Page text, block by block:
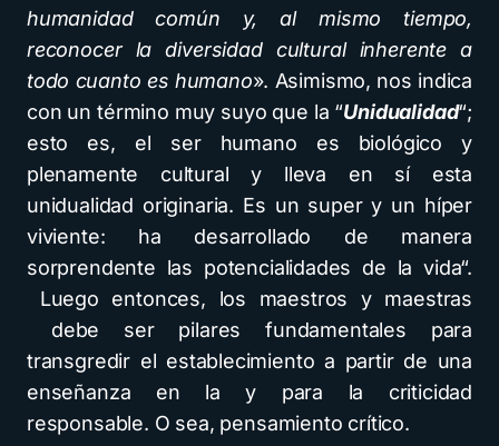
humanidad común y, al mismo tiempo,
reconocer la diversidad cultural inherente a
todo cuanto es humano». Asimismo, nos indica
con un término muy suyo que la “Unidualidad“;
esto es, el ser humano es biológico y
plenamente cultural y lleva en sí esta
unidualidad originaria. Es un super y un híper
viviente: ha desarrollado de manera
sorprendente las potencialidades de la vida“.
Luego entonces, los maestros y maestras
debe ser pilares fundamentales para
transgredir el establecimiento a partir de una
enseñanza en la y para la criticidad
responsable. O sea, pensamiento crítico.